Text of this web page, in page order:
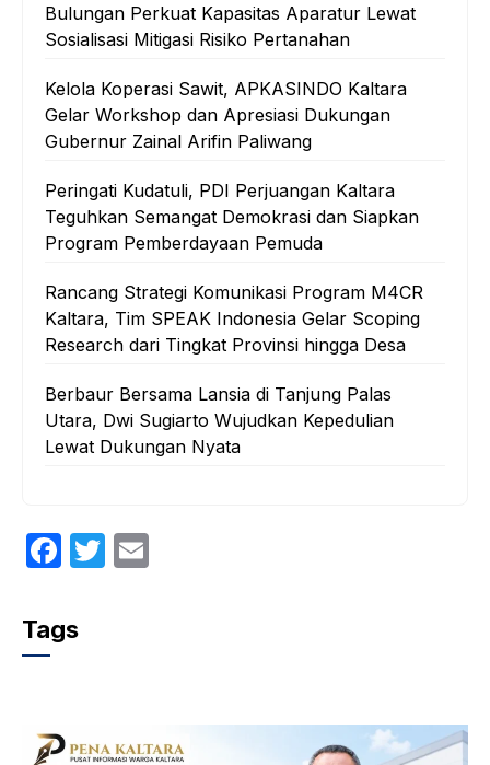
Bulungan Perkuat Kapasitas Aparatur Lewat
Sosialisasi Mitigasi Risiko Pertanahan
Kelola Koperasi Sawit, APKASINDO Kaltara
Gelar Workshop dan Apresiasi Dukungan
Gubernur Zainal Arifin Paliwang
Peringati Kudatuli, PDI Perjuangan Kaltara
Teguhkan Semangat Demokrasi dan Siapkan
Program Pemberdayaan Pemuda
Rancang Strategi Komunikasi Program M4CR
Kaltara, Tim SPEAK Indonesia Gelar Scoping
Research dari Tingkat Provinsi hingga Desa
Berbaur Bersama Lansia di Tanjung Palas
Utara, Dwi Sugiarto Wujudkan Kepedulian
Lewat Dukungan Nyata
F
c
e
o
T
Tags